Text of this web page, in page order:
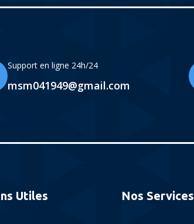
Support en ligne 24h/24
msm041949@gmail.com
Utiles Nos Services